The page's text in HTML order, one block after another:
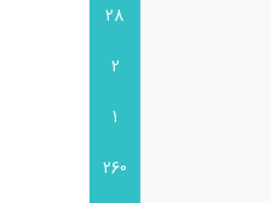
28
2
1
260